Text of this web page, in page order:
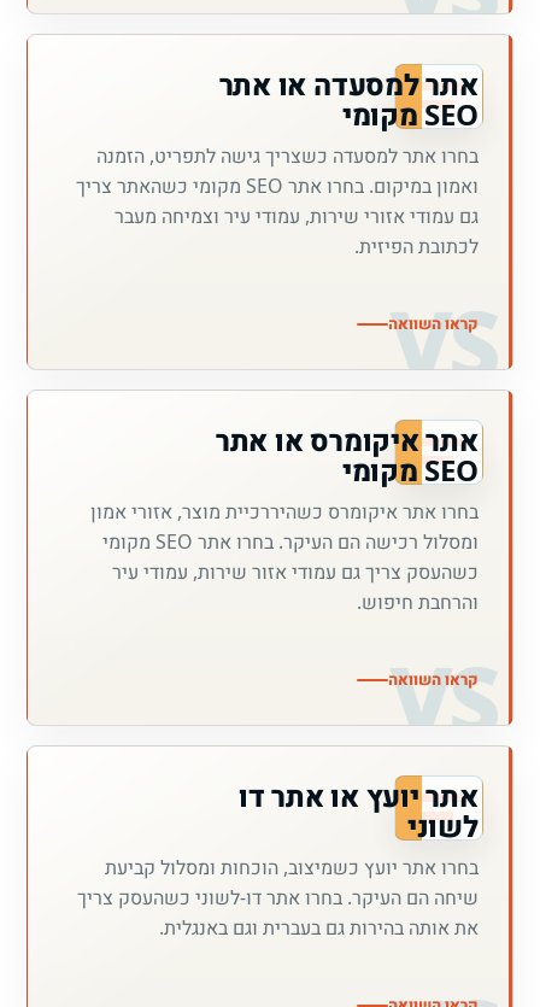
אתר למסעדה או אתר
SEO מקומי
בחרו אתר למסעדה כשצריך גישה לתפריט, הזמנה
ואמון במיקום. בחרו אתר SEO מקומי כשהאתר צריך
גם עמודי אזורי שירות, עמודי עיר וצמיחה מעבר
לכתובת הפיזית.
קראו השוואה
אתר איקומרס או אתר
SEO מקומי
בחרו אתר איקומרס כשהיררכיית מוצר, אזורי אמון
ומסלול רכישה הם העיקר. בחרו אתר SEO מקומי
כשהעסק צריך גם עמודי אזור שירות, עמודי עיר
והרחבת חיפוש.
קראו השוואה
אתר יועץ או אתר דו
לשוני
בחרו אתר יועץ כשמיצוב, הוכחות ומסלול קביעת
שיחה הם העיקר. בחרו אתר דו-לשוני כשהעסק צריך
את אותה בהירות גם בעברית וגם באנגלית.